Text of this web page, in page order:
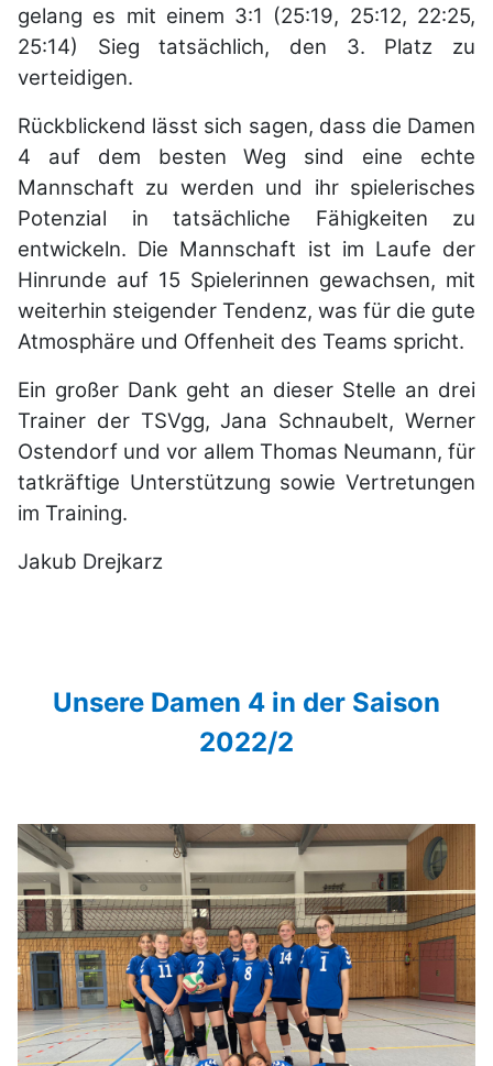
gelang es mit einem 3:1 (25:19, 25:12, 22:25,
25:14) Sieg tatsächlich, den 3. Platz zu
verteidigen.
Rückblickend lässt sich sagen, dass die Damen
4 auf dem besten Weg sind eine echte
Mannschaft zu werden und ihr spielerisches
Potenzial in tatsächliche Fähigkeiten zu
entwickeln. Die Mannschaft ist im Laufe der
Hinrunde auf 15 Spielerinnen gewachsen, mit
weiterhin steigender Tendenz, was für die gute
Atmosphäre und Offenheit des Teams spricht.
Ein großer Dank geht an dieser Stelle an drei
Trainer der TSVgg, Jana Schnaubelt, Werner
Ostendorf und vor allem Thomas Neumann, für
tatkräftige Unterstützung sowie Vertretungen
im Training.
Jakub Drejkarz
Unsere Damen 4 in der Saison
2022/2